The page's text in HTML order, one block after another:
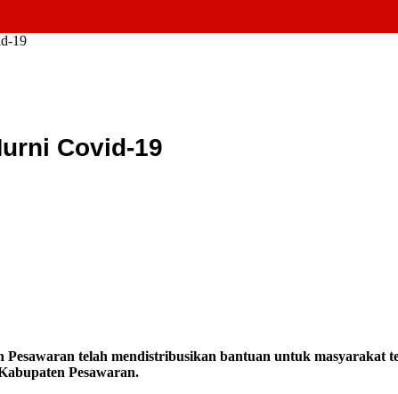
19
Covid-19
Pesawaran telah mendistribusikan bantuan untuk masyarakat
Pesawaran.